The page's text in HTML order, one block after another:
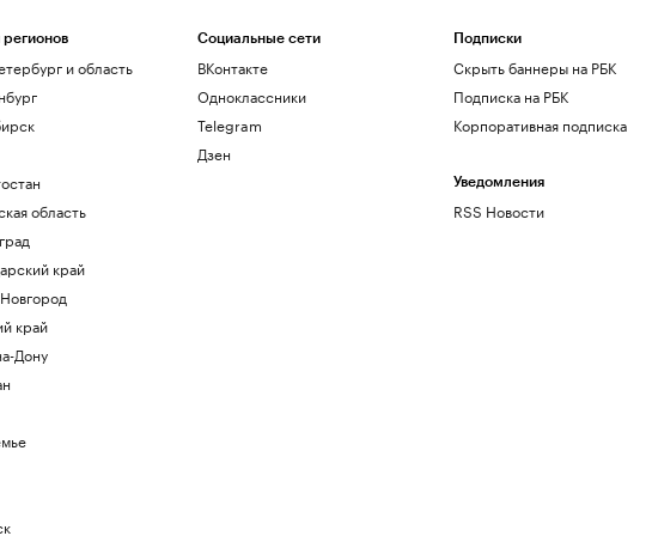
регионов
и область
область
край
край
Дону
Социальные сети
ВКонтакте
Одноклассники
Telegram
Дзен
Подписки
Скрыть баннеры на РБК
Подписка на РБК
Корпоративная подписка
Уведомления
RSS Новости